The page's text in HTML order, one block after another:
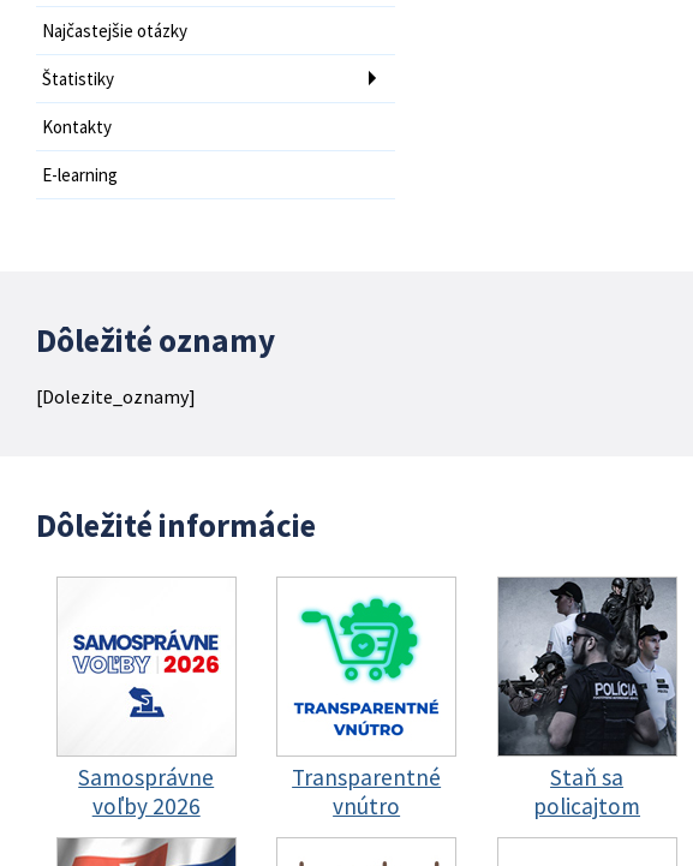
Najčastejšie otázky
Štatistiky
Kontakty
E-learning
Dôležité oznamy
[Dolezite_oznamy]
Dôležité informácie
Samosprávne
voľby 2026
Transparentné
vnútro
Staň sa
policajtom